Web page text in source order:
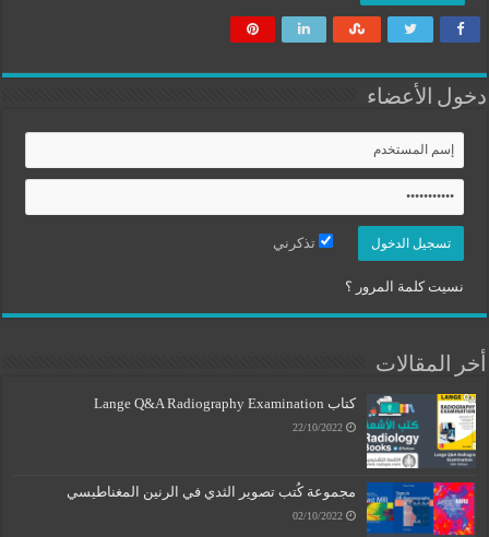
دخول الأعضاء
تذكرني
نسيت كلمة المرور ؟
أخر المقالات
كتاب Lange Q&A Radiography Examination
22/10/2022
مجموعة كُتب تصوير الثدي في الرنين المغناطيسي
02/10/2022